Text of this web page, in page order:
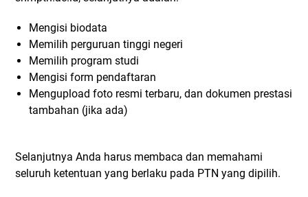
Mengisi biodata
Memilih perguruan tinggi negeri
Memilih program studi
Mengisi form pendaftaran
Mengupload foto resmi terbaru, dan dokumen prestasi
tambahan (jika ada)
Selanjutnya Anda harus membaca dan memahami
seluruh ketentuan yang berlaku pada PTN yang dipilih.